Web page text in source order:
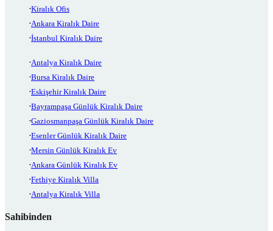
Kiralık Ofis
Ankara Kiralık Daire
İstanbul Kiralık Daire
Antalya Kiralık Daire
Bursa Kiralık Daire
Eskişehir Kiralık Daire
Bayrampaşa Günlük Kiralık Daire
Gaziosmanpaşa Günlük Kiralık Daire
Esenler Günlük Kiralık Daire
Mersin Günlük Kiralık Ev
Ankara Günlük Kiralık Ev
Fethiye Kiralık Villa
Antalya Kiralık Villa
Sahibinden